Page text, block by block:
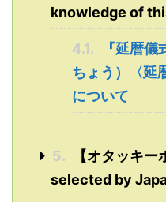
knowledge of
4.1.
『延暦儀
ちょう）〈延
について
5.
【オタッキ
selected by